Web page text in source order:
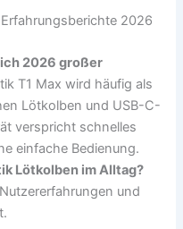
2026 großer
T1 Max wird häufig als
Lötkolben und USB-C-
verspricht schnelles
einfache Bedienung.
Lötkolben im Alltag?
und